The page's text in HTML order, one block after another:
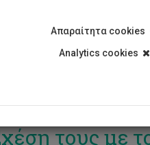
τους με
Απαραίτητα cookies
Analytics cookies